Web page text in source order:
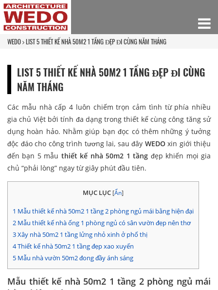
WEDO LIST 5 THIẾT KẾ NHÀ 50M2 1 TẦNG ĐẸP ĐI CÙNG NĂM THÁNG
LIST 5 THIẾT KẾ NHÀ 50M2 1 TẦNG ĐẸP ĐI CÙNG
NĂM THÁNG
Các mẫu nhà cấp 4 luôn chiếm trọn cảm tình từ phía nhiều
gia chủ Việt bởi tính đa dạng trong thiết kế cùng công tăng sử
dụng hoàn hảo. Nhằm giúp bạn đọc có thêm những ý tưởng
độc đáo cho công trình tương lai, sau đây WEDOxin giới thiệu
đến bạn 5 mẫu thiết kế nhà 50m2 1 tầng đẹp khiến mọi gia
chủ “phải lòng” ngay từ giây phút đầu tiên.
MỤC LỤC [Ẩn]
1 Mẫu thiết kế nhà 50m2 1 tầng 2 phòng ngủ mái bằng hiện đại
2 Mẫu thiết kế nhà ống 1 phòng ngủ có sân vườn đẹp nên thơ
3Xây nhà 50m2 1 tầng lửng nhỏ xinh ở phố thị
4Thiết kế nhà 50m2 1 tầng đẹp xao xuyến
5 Mẫu nhà vườn 50m2 đong đầy ánh sáng
Mẫu thiết kế nhà 50m2 1 tầng 2 phòng ngủ mái